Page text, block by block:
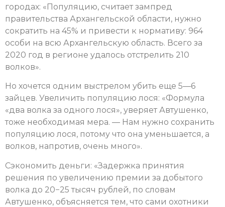
городах: «Популяцию, считает зампред
правительства Архангельской области, нужно
сократить на 45% и привести к нормативу: 964
особи на всю Архангельскую область. Всего за
2020 год в регионе удалось отстрелить 210
волков».
Но хочется одним выстрелом убить еще 5—6
зайцев. Увеличить популяцию лося: «Формула
«два волка за одного лося», уверяет Автушенко,
тоже необходимая мера. — Нам нужно сохранить
популяцию лося, потому что она уменьшается, а
волков, напротив, очень много».
Сэкономить деньги: «Задержка принятия
решения по увеличению премии за добытого
волка до 20−25 тысяч рублей, по словам
Автушенко, объясняется тем, что сами охотники